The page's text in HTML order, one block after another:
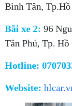
Bình Tân,
Bãi xe 2:96
Tân Phú, Tp.
Hotline:
Website: